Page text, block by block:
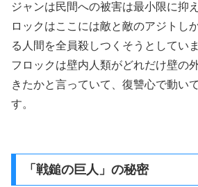
ジャンは民間への被害は最小限に抑
ロックはここには敵と敵のアジトし
る人間を全員殺しつくそうとしていま
フロックは壁内人類がどれだけ壁の
きたかと言っていて、復讐心で動い
す。
「戦鎚の巨人」の秘密